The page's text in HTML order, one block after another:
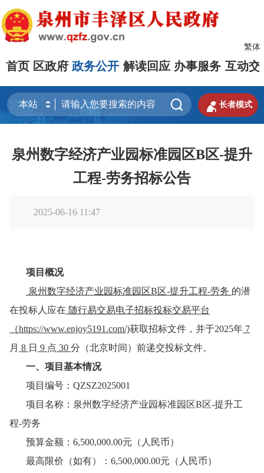
繁体
首页 区政府 政务公开 解读回应 办事服务 互动交
  长者模式
泉州数字经济产业园标准园区B区-提升
工程-劳务招标公告
2025-06-16 11:47
项目概况
泉州数字经济产业园标准园区B区-提升工程-劳务 的潜
在投标人应在 随行易交易电子招标投标交易平台
（https://www.enjoy5191.com/)获取招标文件，并于2025年 7
月 8 日 9 点 30 分（北京时间）前递交投标文件。
一、项目基本情况
项目编号： QZSZ2025001
项目名称： 泉州数字经济产业园标准园区B区-提升工
程-劳务
预算金额： 6,500,000.00元（人民币）
最高限价（如有）： 6,500,000.00元（人民币）